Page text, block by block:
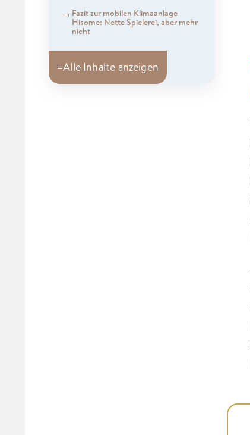
Fazit zur mobilen Klimaanlage
Hisome: Nette Spielerei, aber mehr
nicht
≡Alle Inhalte anzeigen